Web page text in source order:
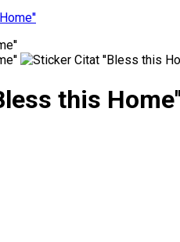
this